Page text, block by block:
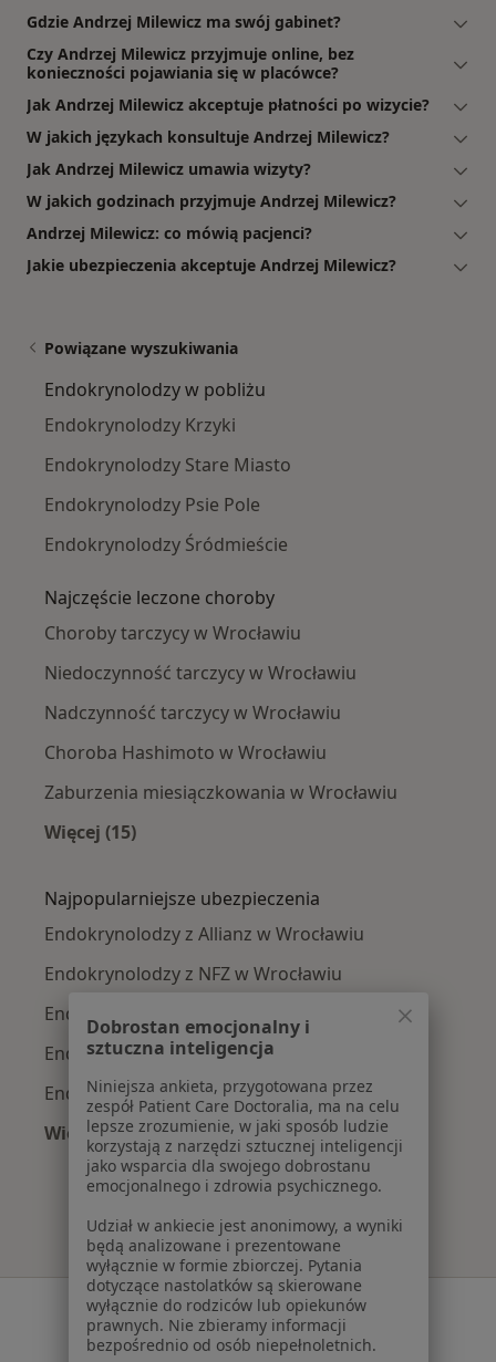
Gdzie Andrzej Milewicz ma swój gabinet?
Czy Andrzej Milewicz przyjmuje online, bez
konieczności pojawiania się w placówce?
Jak Andrzej Milewicz akceptuje płatności po wizycie?
W jakich językach konsultuje Andrzej Milewicz?
Jak Andrzej Milewicz umawia wizyty?
W jakich godzinach przyjmuje Andrzej Milewicz?
Andrzej Milewicz: co mówią pacjenci?
Jakie ubezpieczenia akceptuje Andrzej Milewicz?
Powiązane wyszukiwania
Endokrynolodzy w pobliżu
Endokrynolodzy Krzyki
Endokrynolodzy Stare Miasto
Endokrynolodzy Psie Pole
Endokrynolodzy Śródmieście
Najczęście leczone choroby
Choroby tarczycy w Wrocławiu
Niedoczynność tarczycy w Wrocławiu
Nadczynność tarczycy w Wrocławiu
Choroba Hashimoto w Wrocławiu
Zaburzenia miesiączkowania w Wrocławiu
Więcej (15)
Najpopularniejsze ubezpieczenia
Endokrynolodzy z Allianz w Wrocławiu
Endokrynolodzy z NFZ w Wrocławiu
Endokrynolodzy z Medicover w Wrocławiu
Endokrynolodzy z POLMED w Wrocławiu
Endokrynolodzy z LUX MED w Wrocławiu
Więcej (1)
Więcej w kategorii: Najpopularniejsze
Serwis
Regulamin
Dobrostan emocjonalny i
sztuczna inteligencja
Niniejsza ankieta, przygotowana przez
zespół Patient Care Doctoralia, ma na celu
lepsze zrozumienie, w jaki sposób ludzie
korzystają z narzędzi sztucznej inteligencji
jako wsparcia dla swojego dobrostanu
emocjonalnego i zdrowia psychicznego.
Udział w ankiecie jest anonimowy, a wyniki
będą analizowane i prezentowane
wyłącznie w formie zbiorczej. Pytania
dotyczące nastolatków są skierowane
wyłącznie do rodziców lub opiekunów
prawnych. Nie zbieramy informacji
bezpośrednio od osób niepełnoletnich.